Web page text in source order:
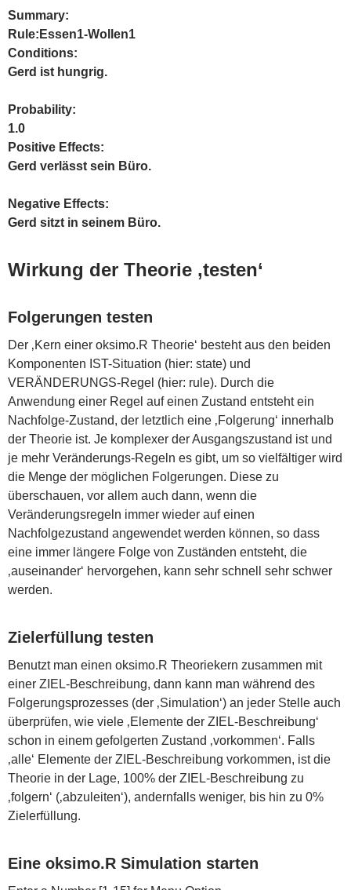
Summary:
Rule:Essen1-Wollen1
Conditions:
Gerd ist hungrig.
Probability:
1.0
Positive Effects:
Gerd verlässt sein Büro.
Negative Effects:
Gerd sitzt in seinem Büro.
Wirkung der Theorie ‚testen‘
Folgerungen testen
Der ‚Kern einer oksimo.R Theorie‘ besteht aus den beiden
Komponenten IST-Situation (hier: state) und
VERÄNDERUNGS-Regel (hier: rule). Durch die
Anwendung einer Regel auf einen Zustand entsteht ein
Nachfolge-Zustand, der letztlich eine ‚Folgerung‘ innerhalb
der Theorie ist. Je komplexer der Ausgangszustand ist und
je mehr Veränderungs-Regeln es gibt, um so vielfältiger wird
die Menge der möglichen Folgerungen. Diese zu
überschauen, vor allem auch dann, wenn die
Veränderungsregeln immer wieder auf einen
Nachfolgezustand angewendet werden können, so dass
eine immer längere Folge von Zuständen entsteht, die
‚auseinander‘ hervorgehen, kann sehr schnell sehr schwer
werden.
Zielerfüllung testen
Benutzt man einen oksimo.R Theoriekern zusammen mit
einer ZIEL-Beschreibung, dann kann man während des
Folgerungsprozesses (der ‚Simulation‘) an jeder Stelle auch
überprüfen, wie viele ‚Elemente der ZIEL-Beschreibung‘
schon in einem gefolgerten Zustand ‚vorkommen‘. Falls
‚alle‘ Elemente der ZIEL-Beschreibung vorkommen, ist die
Theorie in der Lage, 100% der ZIEL-Beschreibung zu
‚folgern‘ (‚abzuleiten‘), andernfalls weniger, bis hin zu 0%
Zielerfüllung.
Eine oksimo.R Simulation starten